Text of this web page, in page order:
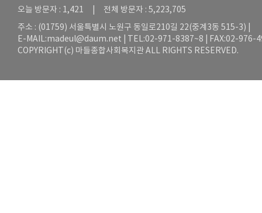
오늘 방문자 : 1,421 | 전체 방문자 : 5,223,705
주소 : (01759) 서울특별시 노원구 동일로210길 22(중계3동 515-3) |
E-MAIL:madeul@daum.net | TEL:02-971-8387~8 | FAX:02-976-
COPYRIGHT(c) 마들종합사회복지관 ALL RIGHTS RESERVED.